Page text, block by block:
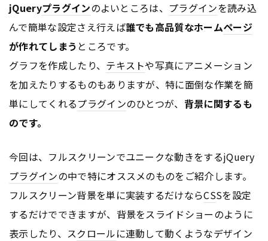
jQueryプラグインのよいところは、 プラグインを読み込
んで簡単な設定さえ行えば誰でも高品質なホームページ
が作れてしまう ところです。
グラフを作成したり、 テキストや写真にアニメーション
を加えたりするものもありますが、特に面倒な作業を簡
単にしてくれるプラグインのひとつが、 背景に関するも
のです。
今回は、フルスクリーンでユニークな動きをするjQuery
プラグインの中で特にオススメのものをご紹介します。
フルスクリーン背景を単に実装するだけならCSSを設定
するだけでできますが、背景をスライドショーのように
表示したり、スクロールに連動して動くようなデザイン